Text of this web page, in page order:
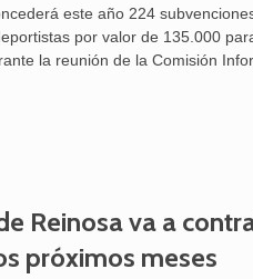
este año 224
por valor de 135.000
la reunión de la Comisión
Reinosa va a
próximos meses